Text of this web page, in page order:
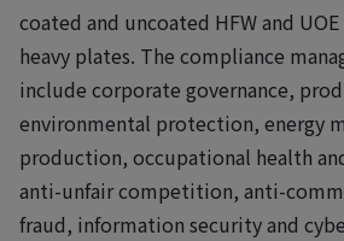
coated and uncoated HFW and
heavy plates. The compliance
include corporate governance,
environmental protection, energy
production, occupational health
anti-unfair competition, anti-
fraud, information security and